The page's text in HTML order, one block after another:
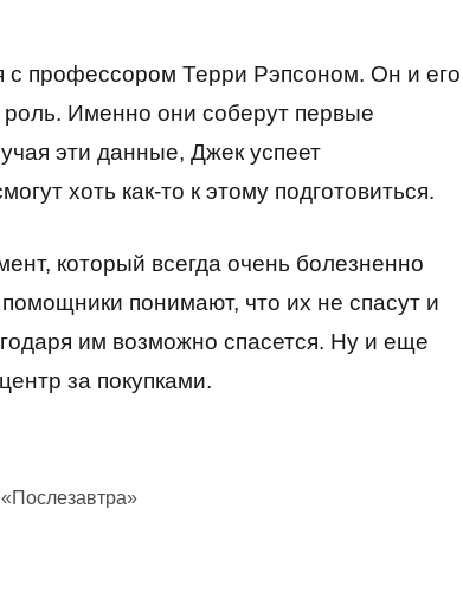
профессором Терри Рэпсоном. Он и его
Именно они соберут первые
эти данные, Джек успеет
хоть как-то к этому подготовиться.
который всегда очень болезненно
понимают, что их не спасут и
им возможно спасется. Ну и еще
за покупками.